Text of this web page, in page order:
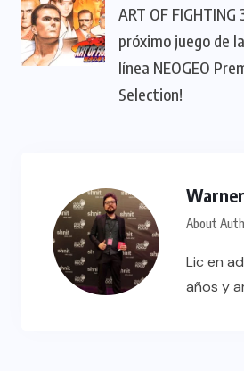
ART OF FIGHTING
próximo juego de la
línea NEOGEO
Selection!
About
Lic en
años y